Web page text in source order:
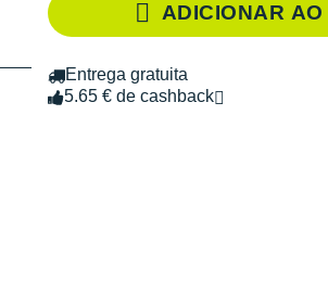
ADICIONAR
Entrega gratuita
5.65 € de cashback